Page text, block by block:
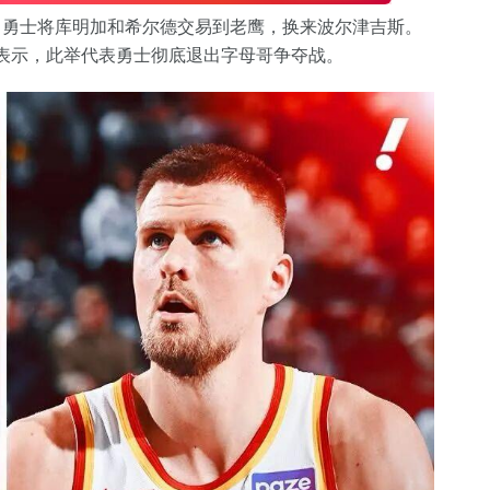
士将库明加和希尔德交易到老鹰，换来波尔津吉斯。
，此举代表勇士彻底退出字母哥争夺战。